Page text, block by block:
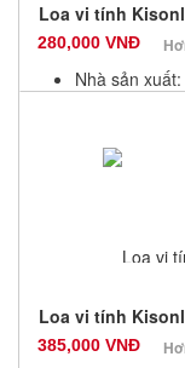
Loa vi tính
280,000 VNĐ
Nhà sản
Số lượng: 100
Loa vi tính
385,000 VNĐ